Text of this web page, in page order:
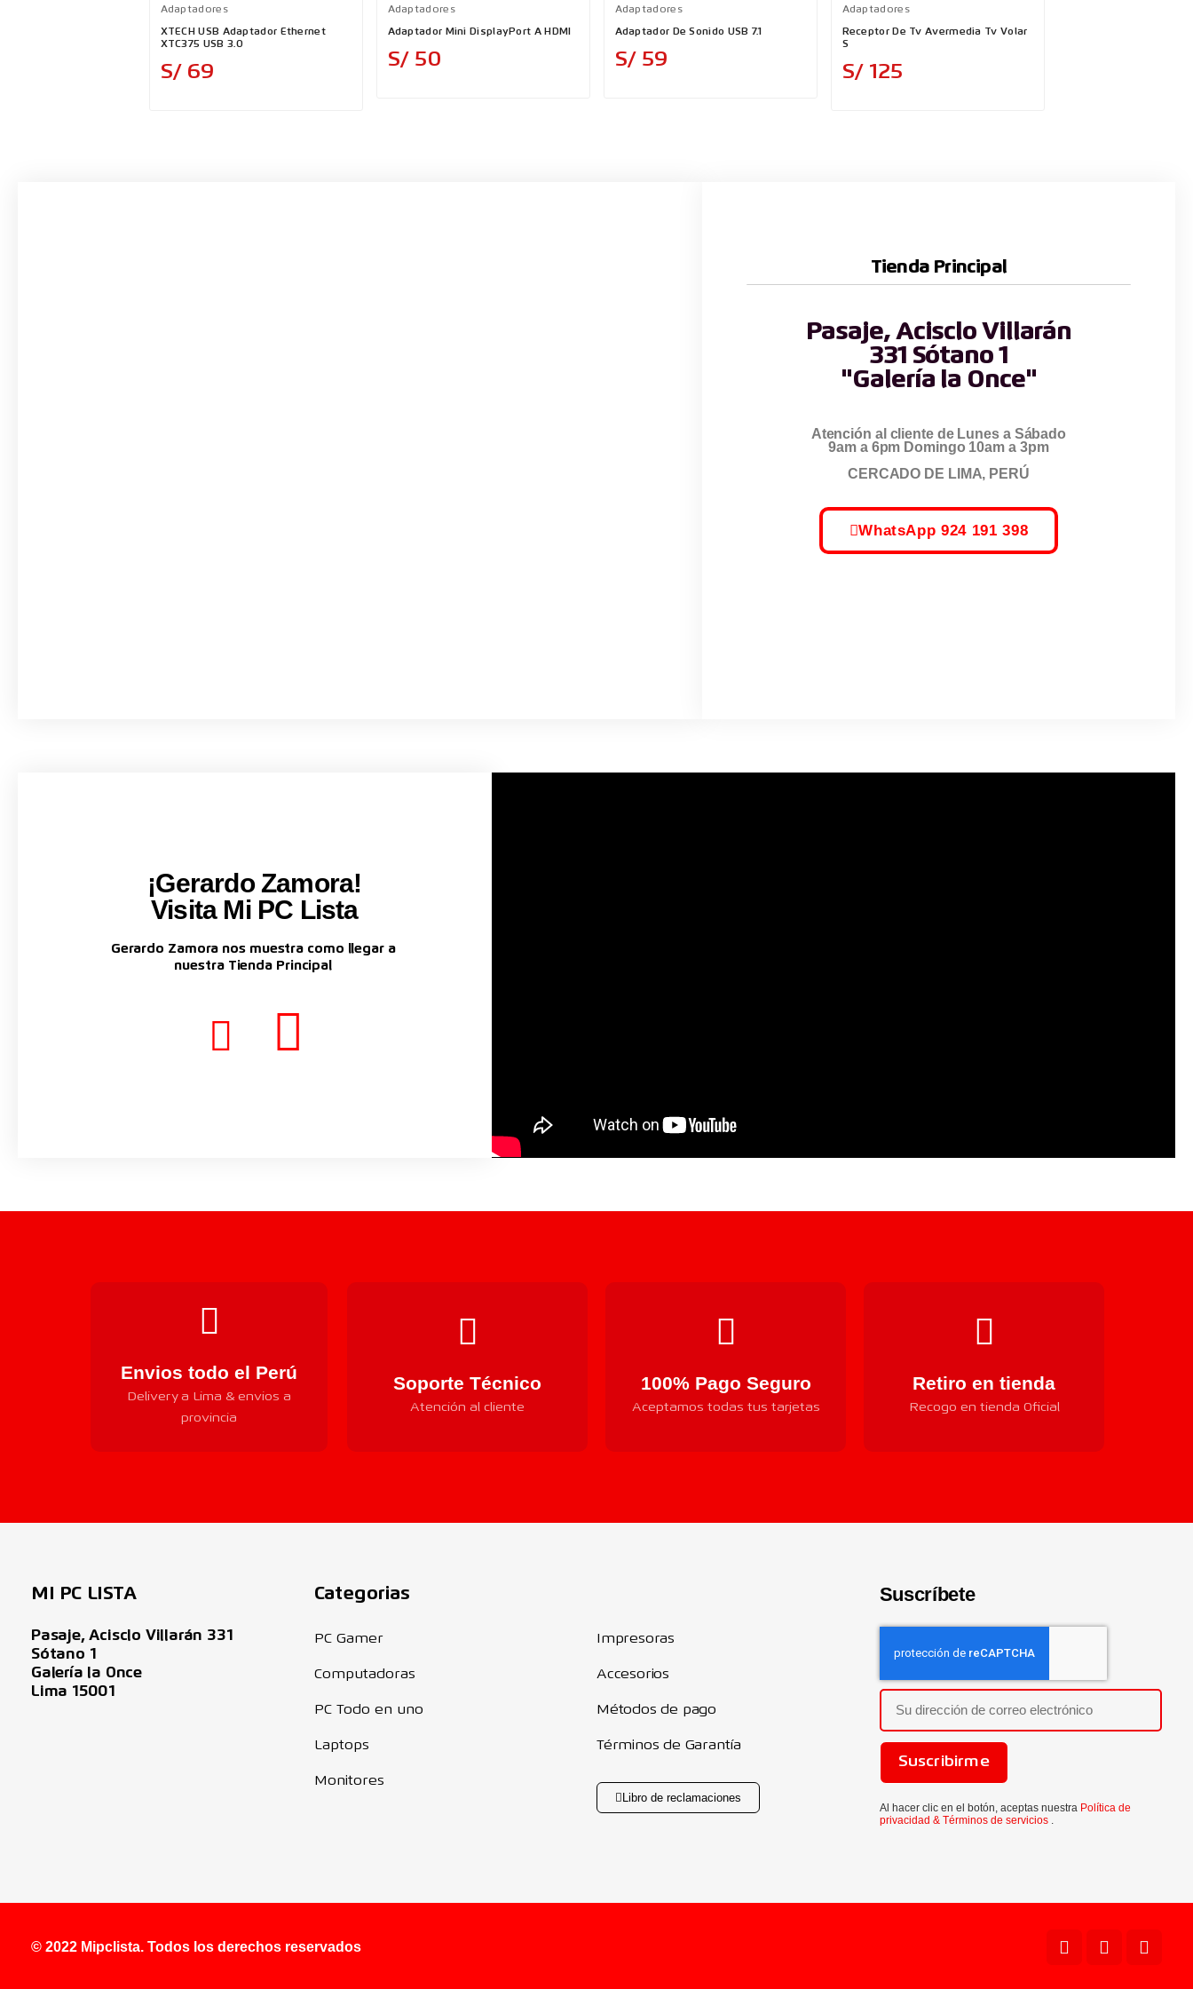
Adaptadores
XTECH USB Adaptador Ethernet
XTC375 USB 3.0
S/ 69
Adaptadores
Adaptador Mini DisplayPort A HDMI
S/ 50
Adaptadores
Adaptador De Sonido USB 7.1
S/ 59
Adaptadores
Receptor De Tv Avermedia Tv Volar
S
S/ 125
Tienda Principal
Pasaje, Acisclo Villarán
331 Sótano 1
"Galería la Once"
Atención al cliente de Lunes a Sábado
9am a 6pm Domingo 10am a 3pm
CERCADO DE LIMA, PERÚ
WhatsApp 924 191 398
¡Gerardo Zamora!
Visita Mi PC Lista
Gerardo Zamora nos muestra como llegar a
nuestra Tienda Principal
Envios todo el Perú
Delivery a Lima & envios a
provincia
Soporte Técnico
Atención al cliente
100% Pago Seguro
Aceptamos todas tus tarjetas
Retiro en tienda
Recogo en tienda Oficial
MI PC LISTA
Pasaje, Acisclo Villarán 331
Sótano 1
Galería la Once
Lima 15001
Categorias
PC Gamer
Computadoras
PC Todo en uno
Laptops
Monitores
Impresoras
Accesorios
Métodos de pago
Términos de Garantía
Libro de reclamaciones
Suscríbete
Suscribirme
Al hacer clic en el botón, aceptas nuestra Política de
privacidad & Términos de servicios
© 2022 Mipclista. Todos los derechos reservados